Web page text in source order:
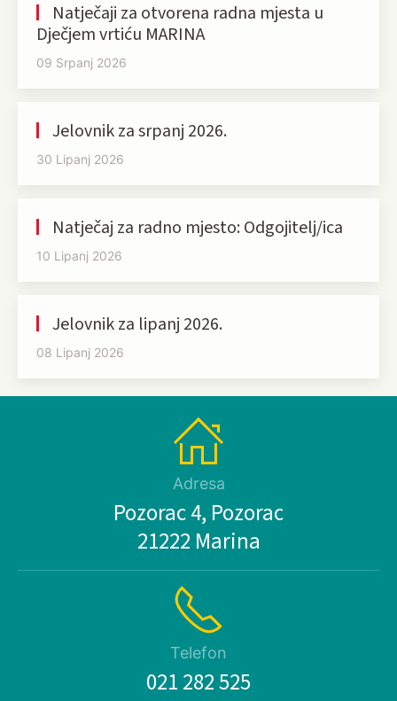
Natječaji za otvorena radna mjesta u
Dječjem vrtiću MARINA
09 Srpanj 2026
Jelovnik za srpanj 2026.
30 Lipanj 2026
Natječaj za radno mjesto: Odgojitelj/ica
10 Lipanj 2026
Jelovnik za lipanj 2026.
08 Lipanj 2026
Adresa
Pozorac 4, Pozorac
21222 Marina
Telefon
021 282 525